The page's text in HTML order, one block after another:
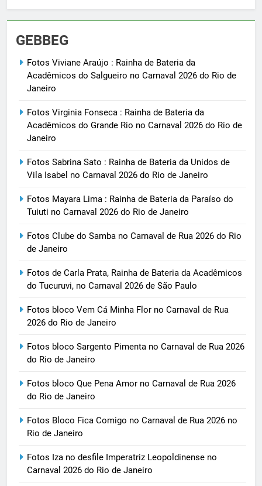
GEBBEG
Fotos Viviane Araújo : Rainha de Bateria da
Acadêmicos do Salgueiro no Carnaval 2026 do Rio de
Janeiro
Fotos Virginia Fonseca : Rainha de Bateria da
Acadêmicos do Grande Rio no Carnaval 2026 do Rio de
Janeiro
Fotos Sabrina Sato : Rainha de Bateria da Unidos de
Vila Isabel no Carnaval 2026 do Rio de Janeiro
Fotos Mayara Lima : Rainha de Bateria da Paraíso do
Tuiuti no Carnaval 2026 do Rio de Janeiro
Fotos Clube do Samba no Carnaval de Rua 2026 do Rio
de Janeiro
Fotos de Carla Prata, Rainha de Bateria da Acadêmicos
do Tucuruvi, no Carnaval 2026 de São Paulo
Fotos bloco Vem Cá Minha Flor no Carnaval de Rua
2026 do Rio de Janeiro
Fotos bloco Sargento Pimenta no Carnaval de Rua 2026
do Rio de Janeiro
Fotos bloco Que Pena Amor no Carnaval de Rua 2026
do Rio de Janeiro
Fotos Bloco Fica Comigo no Carnaval de Rua 2026 no
Rio de Janeiro
Fotos Iza no desfile Imperatriz Leopoldinense no
Carnaval 2026 do Rio de Janeiro